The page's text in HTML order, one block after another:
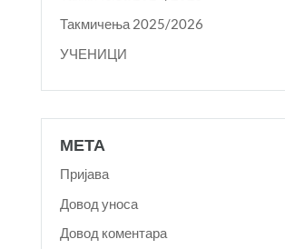
Такмичења 2025/2026
УЧЕНИЦИ
МЕТА
Пријава
Довод уноса
Довод коментара